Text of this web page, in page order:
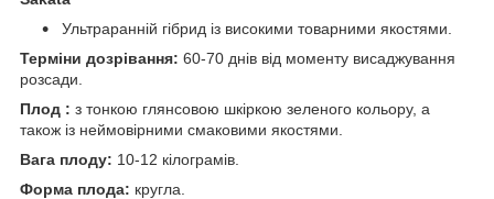
Ультраранній гібрид із високими товарними якостями.
Терміни дозрівання: 60-70 днів від моменту висаджування
розсади.
Плод : з тонкою глянсовою шкіркою зеленого кольору, а
також із неймовірними смаковими якостями.
Вага плоду: 10-12 кілограмів.
Форма плода: кругла.